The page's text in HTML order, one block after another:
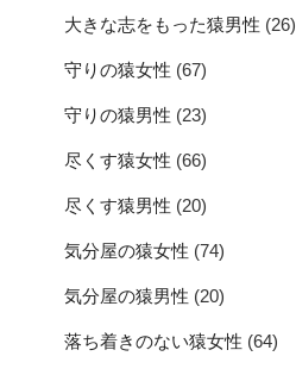
大きな志をもった猿男性 (26)
守りの猿女性 (67)
守りの猿男性 (23)
尽くす猿女性 (66)
尽くす猿男性 (20)
気分屋の猿女性 (74)
気分屋の猿男性 (20)
落ち着きのない猿女性 (64)